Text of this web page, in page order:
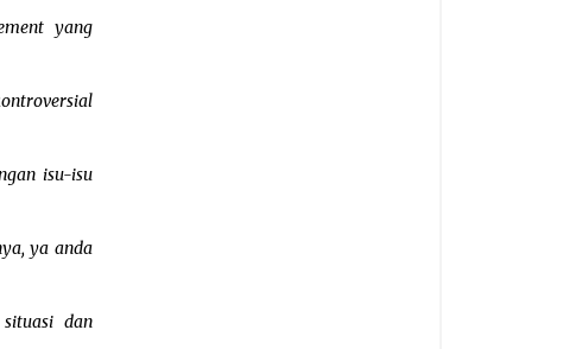
yang
isu-isu
ya anda
dan